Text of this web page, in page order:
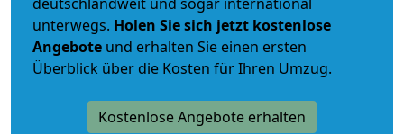
unterwegs. Holen Sie sich jetzt kostenlose
Angebote und erhalten Sie einen ersten
Überblick über die Kosten für Ihren Umzug.
Kostenlose Angebote erhalten